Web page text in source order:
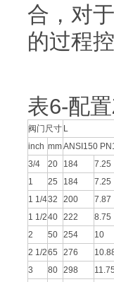
合，对
的过程
表6-配
阀门尺寸 L
inch mmANSI150
3/4
20 184
7.25
1
25 184
7.25
1 1/432 200
7.87
1 1/240 222
8.75
2
50 254
10
2 1/265 276
3
80 298